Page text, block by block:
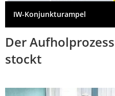
IW-Konjunkturampel
Der
stockt